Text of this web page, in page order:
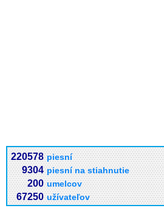
220578 piesní
9304 piesní na stiahnutie
200 umelcov
67250 užívateľov